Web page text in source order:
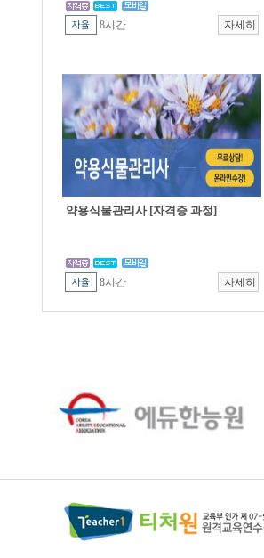
8시간
약용식물관리사 [자격증 과정]
8시간